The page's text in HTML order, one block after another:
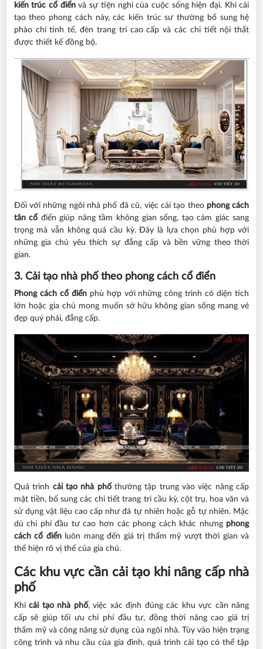
kiến trúc cổ điểnvà sự tiện nghi của cuộc sống hiện đại. Khi cải
tạo theo phong cách này, các kiến trúc sư thường bổ sung hệ
phào chỉ tinh tế, đèn trang trí cao cấp và các chi tiết nội thất
được thiết kế đồng bộ.
Đối với những ngôi nhà phố đã cũ, việc cải tạo theophong cách
tân cổ điển giúp nâng tầm không gian sống, tạo cảm giác sang
trọng mà vẫn không quá cầu kỳ. Đây là lựa chọn phù hợp với
những gia chủ yêu thích sự đẳng cấp và bền vững theo thời
gian.
3. Cải tạo nhà phố theo phong cách cổ điển
Phong cách cổ điểnphù hợp với những công trình có diện tích
lớn hoặc gia chủ mong muốn sở hữu không gian sống mang vẻ
đẹp quý phái, đẳng cấp.
Quá trình cải tạo nhà phố thường tập trung vào việc nâng cấp
mặt tiền, bổ sung các chi tiết trang trí cầu kỳ, cột trụ, hoa văn và
sử dụng vật liệu cao cấp như đá tự nhiên hoặc gỗ tự nhiên. Mặc
dù chi phí đầu tư cao hơn các phong cách khác nhưng phong
cách cổ điểnluôn mang đến giá trị thẩm mỹ vượt thời gian và
thể hiện rõ vị thế của gia chủ.
Các khu vực cần cải tạo khi nâng cấp nhà
phố
Khicải tạo nhà phố, việc xác định đúng các khu vực cần nâng
cấp sẽ giúp tối ưu chi phí đầu tư, đồng thời nâng cao giá trị
thẩm mỹ và công năng sử dụng của ngôi nhà. Tùy vào hiện trạng
công trình và nhu cầu của gia đình, quá trình cải tạo có thể tập